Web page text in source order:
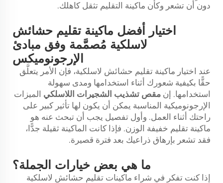
دون أن تشعر وكأن ماكينة التقليم تثقل كاهلك.
اختيار أفضل ماكينة تقليم حشائش
لاسلكية مُصمَّمة وفق مبادئ
الإرجونوميكس
عند اختيار ماكينة تقليم حشائش لاسلكية، فإن الأمر يتعلَّق
حقًّا بكيفية شعورك أثناء استخدامها ومدى سهولة
استخدامها. إن مقص تشذيب الشجيرات اللاسلكي الميزات
الإرجونوميكية المناسبة يمكن أن يكون لها تأثير كبير على
راحتك أثناء العمل. وأول تفصيل يجب أن تبحث عنه هو
ماكينة تقليم خفيفة الوزن. فإذا كانت الماكينة ثقيلة جدًّا،
فقد تشعر بإرهاق ذراعيك بعد فترة قصيرة.
ما هي بعض خيارات الجملة؟
إذا كنت تفكر في شراء ماكينات تقليم حشائش لاسلكية